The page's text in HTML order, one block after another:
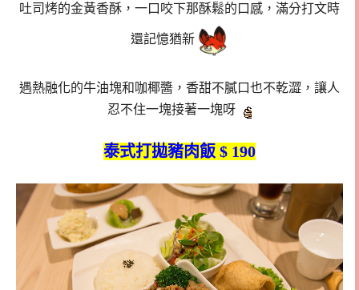
吐司烤的金黃香酥，一口咬下那酥鬆的口感，滿分打文時
還記憶猶新
遇熱融化的牛油塊和咖椰醬，香甜不膩口也不乾澀，讓人
忍不住一塊接著一塊呀
泰式打拋豬肉飯 $ 190